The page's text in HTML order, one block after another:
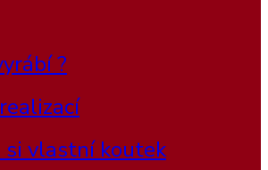
?
si vlastní koutek